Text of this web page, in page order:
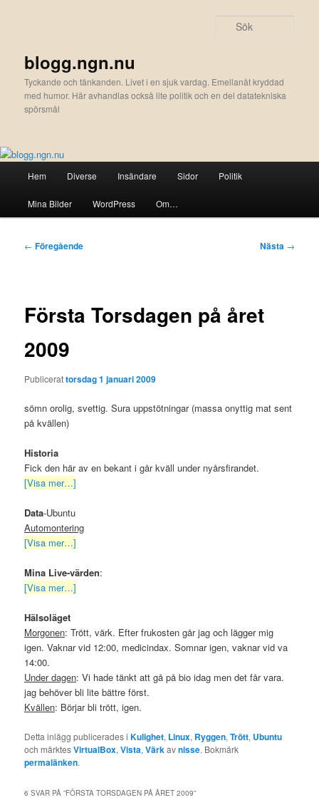
blogg.ngn.nu
Tyckande och tänkanden. Livet i en sjuk vardag. Emellanåt kryddad
med humor. Här avhandlas också lite politik och en del datatekniska
spörsmål
Hem Diverse Insändare Sidor Politik
Mina Bilder WordPress Om…
Inläggsnavigering
← Föregående Nästa →
Första Torsdagen på året
2009
Publicerattorsdag 1 januari 2009
sömn orolig, svettig. Sura uppstötningar (massa onyttig mat sent
på kvällen)
Historia
Fick den här av en bekant i går kväll under nyårsfirandet.
[Visa mer…]
Data-Ubuntu
Automontering
[Visa mer…]
Mina Live-värden:
[Visa mer…]
Hälsoläget
Morgonen: Trött, värk. Efter frukosten går jag och lägger mig
igen. Vaknar vid 12:00, medicindax. Somnar igen, vaknar vid va
14:00.
Under dagen: Vi hade tänkt att gå på bio idag men det får vara.
jag behöver bli lite bättre först.
Kvällen: Börjar bli trött, igen.
Detta inlägg publicerades iKulighet, Linux, Ryggen,Trött, Ubuntu
och märktesVirtualBox,Vista,Värkavnisse. Bokmärk
permalänken.
6 SVAR PÅ ”FÖRSTA TORSDAGEN PÅ ÅRET 2009”